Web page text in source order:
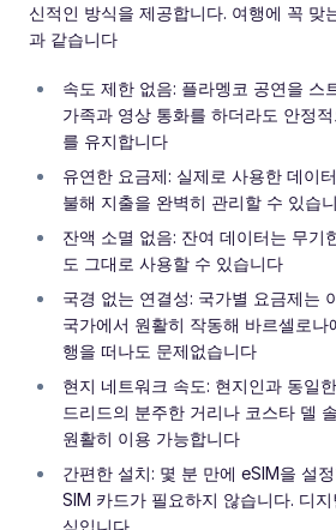
신적인 방식을 제공합니다. 여행에 꼭 맞
과 같습니다
속도 제한 없음: 플라멩코 공연을 스
가족과 영상 통화를 하더라도 안정
를 유지합니다
유연한 요금제: 실제로 사용한 데이
불해 지출을 완벽히 관리할 수 있습
잔액 소멸 없음: 잔여 데이터는 무기
도 그대로 사용할 수 있습니다
국경 없는 연결성: 국가별 요금제는
국가에서 원활히 작동해 바르셀로나
행을 떠나도 문제없습니다
현지 네트워크 속도: 현지인과 동일
드리드의 분주한 거리나 코스타 델
원활히 이용 가능합니다
간편한 설치: 몇 분 만에 eSIM을 설
SIM 카드가 필요하지 않습니다. 디
식입니다